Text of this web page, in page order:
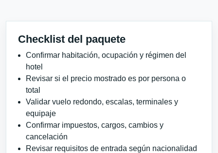
Checklist del paquete
Confirmar habitación, ocupación y régimen del
hotel
Revisar si el precio mostrado es por persona o
total
Validar vuelo redondo, escalas, terminales y
equipaje
Confirmar impuestos, cargos, cambios y
cancelación
Revisar requisitos de entrada según nacionalidad